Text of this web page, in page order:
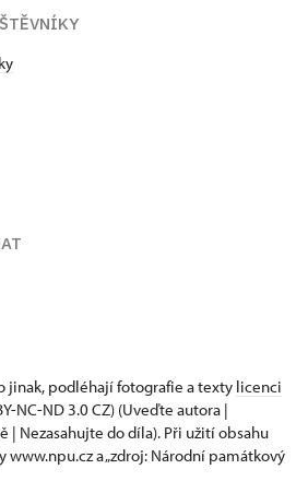
jinak, podléhají fotografie a texty licenci
NC-ND 3.0 CZ) (Uveďte autora |
| Nezasahujte do díla). Při užití obsahu
www.npu.cz a „zdroj: Národní památkový